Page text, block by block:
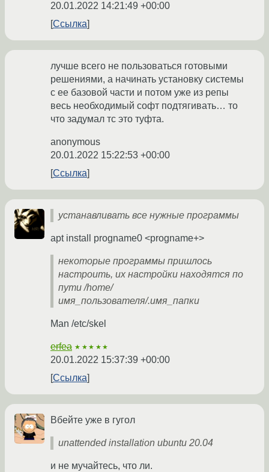
20.01.2022 14:21:49 +00:00
Ссылка
лучше всего не пользоваться готовыми
решениями, а начинать установку системы
с ее базовой части и потом уже из репы
весь необходимый софт подтягивать… то
что задумал тс это туфта.
anonymous
20.01.2022 15:22:53 +00:00
Ссылка
устанавливать все нужные программы
apt install progname0 <progname+>
некоторые программы пришлось
настроить, их настройки находятся по
пути /home/
имя_пользователя/.имя_папки
Man /etc/skel
erfea ★★★★★
20.01.2022 15:37:39 +00:00
Ссылка
Вбейте уже в гугол
unattended installation ubuntu 20.04
и не мучайтесь, что ли.